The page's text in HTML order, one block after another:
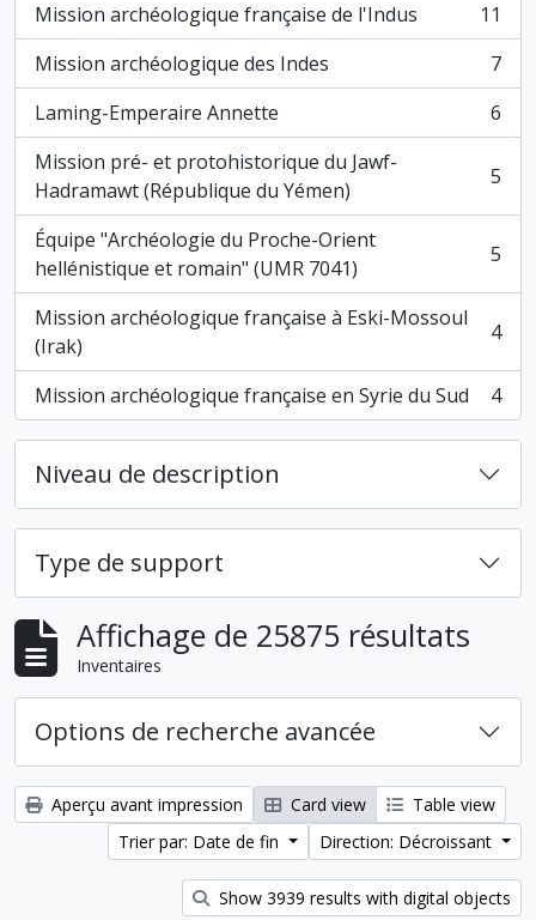
Mission archéologique française de l'Indus
, 11 résultats
11
Mission archéologique des Indes
, 7 résultats
7
Laming-Emperaire Annette
, 6 résultats
6
Mission pré- et protohistorique du Jawf-
Hadramawt (République du Yémen)
, 5 résultats 5
Équipe "Archéologie du Proche-Orient
hellénistique et romain" (UMR 7041)
, 5 résultats 5
Mission archéologique française à Eski-Mossoul
(Irak)
, 4 résultats 4
Mission archéologique française en Syrie du Sud
, 4 résultats 4
Niveau de description
Type de support
Affichage de 25875 résultats
Inventaires
Options de recherche avancée
Aperçu avant impression Card view
Table view
Trier par: Date de fin
Direction: Décroissant
Show 3939 results with digital objects